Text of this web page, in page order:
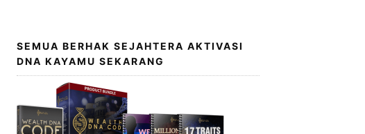
SEMUA BERHAK SEJAHTERA AKTIVASI
DNA KAYAMU SEKARANG